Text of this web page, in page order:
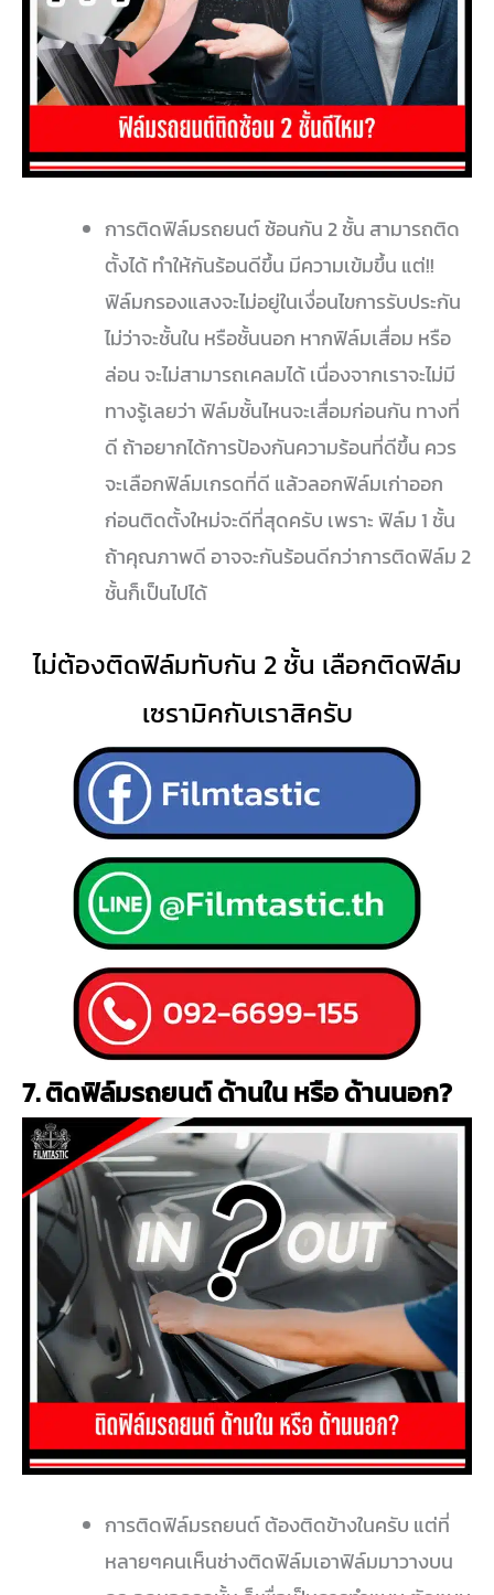
การติดฟิล์มรถยนต์ ซ้อนกัน 2 ชั้น สามารถติด
ตั้งได้ ทำให้กันร้อนดีขึ้น มีความเข้มขึ้น แต่!!
ฟิล์มกรองแสงจะไม่อยู่ในเงื่อนไขการรับประกัน
ไม่ว่าจะชั้นใน หรือชั้นนอก หากฟิล์มเสื่อม หรือ
ล่อน จะไม่สามารถเคลมได้ เนื่องจากเราจะไม่มี
ทางรู้เลยว่า ฟิล์มชั้นไหนจะเสื่อมก่อนกัน ทางที่
ดี ถ้าอยากได้การป้องกันความร้อนที่ดีขึ้น ควร
จะเลือกฟิล์มเกรดที่ดี แล้วลอกฟิล์มเก่าออก
ก่อนติดตั้งใหม่จะดีที่สุดครับ เพราะ ฟิล์ม 1 ชั้น
ถ้าคุณภาพดี อาจจะกันร้อนดีกว่าการติดฟิล์ม 2
ชั้นก็เป็นไปได้
ไม่ต้องติดฟิล์มทับกัน 2 ชั้น เลือกติดฟิล์ม
เซรามิคกับเราสิครับ
7. ติดฟิล์มรถยนต์ด้านใน หรือ ด้านนอก?
การติดฟิล์มรถยนต์ ต้องติดข้างในครับ แต่ที่
หลายๆคนเห็นช่างติดฟิล์มเอาฟิล์มมาวางบน